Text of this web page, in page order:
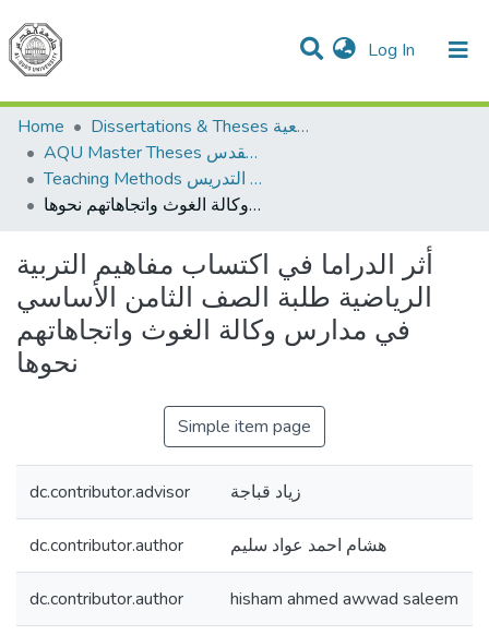
Log In (current)
Communities & Collections
All of DSpace
Home
Dissertations & Theses الرسائل الجامعية
AQU Master Theses الرسائل الجامعية الخاصة بجامعة القدس
Teaching Methods أساليب التدريس
أثر الدراما في اكتساب مفاهيم التربية الرياضية طلبة الصف الثامن الأساسي في مدارس وكالة الغوث واتجاهاتهم نحوها
أثر الدراما في اكتساب مفاهيم التربية
الرياضية طلبة الصف الثامن الأساسي
في مدارس وكالة الغوث واتجاهاتهم
نحوها
Simple item page
dc.contributor.advisor زياد قباجة
dc.contributor.author هشام احمد عواد سليم
dc.contributor.author hisham ahmed awwad saleem